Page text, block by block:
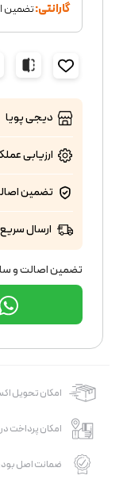
گارانتی:تضمین
دیجی پویا
ارزیابی
تضمین
ارسال
تضمین اصالت و
امکان تحویل
امکان پرداخت
ضمانت اصل